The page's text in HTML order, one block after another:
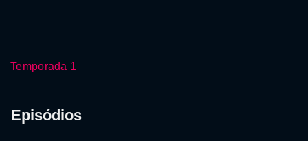
Temporada 1
Episódios